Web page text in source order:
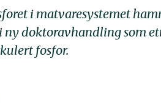
i matvaresystemet
ny doktoravhandling som
fosfor.